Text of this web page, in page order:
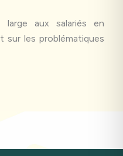
aux salariés en
sur les problématiques